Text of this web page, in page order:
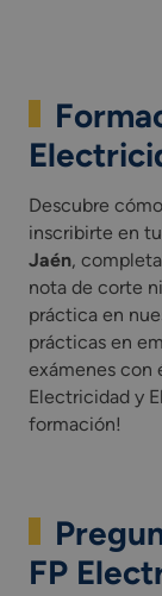
Descubre
inscribirte en tu
Jaén,
nota de corte
práctica en
prácticas en
exámenes con
Electricidad y
formación!
FP